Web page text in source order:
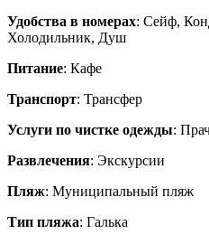
Удобства в номерах: Сейф,
Холодильник, Душ
Питание: Кафе
Транспорт: Трансфер
Услуги по чистке одежды:
Развлечения: Экскурсии
Пляж: Муниципальный пляж
Тип пляжа: Галька